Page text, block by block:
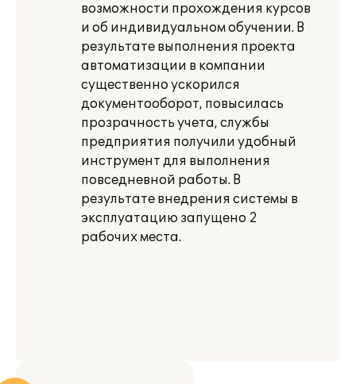
возможности прохождения курсов
и об индивидуальном обучении. В
результате выполнения проекта
автоматизации в компании
существенно ускорился
документооборот, повысилась
прозрачность учета, службы
предприятия получили удобный
инструмент для выполнения
повседневной работы. В
результате внедрения системы в
эксплуатацию запущено 2
рабочих места.